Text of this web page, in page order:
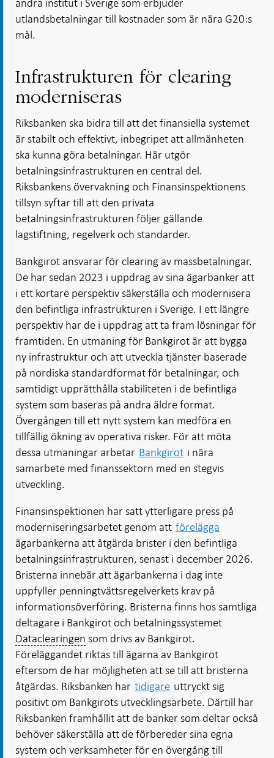
utlandsbetalningar till kostnader som är nära G20:s
mål.
Infrastrukturen för clearing
moderniseras
Riksbanken ska bidra till att det finansiella systemet
är stabilt och effektivt, inbegripet att allmänheten
ska kunna göra betalningar. Här utgör
betalningsinfrastrukturen en central del.
Riksbankens övervakning och Finansinspektionens
tillsyn syftar till att den privata
betalningsinfrastrukturen följer gällande
lagstiftning, regelverk och standarder.
Bankgirot ansvarar för clearing av massbetalningar.
De har sedan 2023 i uppdrag av sina ägarbanker att
i ett kortare perspektiv säkerställa och modernisera
den befintliga infrastrukturen i Sverige. I ett längre
perspektiv har de i uppdrag att ta fram lösningar för
framtiden. En utmaning för Bankgirot är att bygga
ny infrastruktur och att utveckla tjänster baserade
på nordiska standardformat för betalningar, och
samtidigt upprätthålla stabiliteten i de befintliga
system som baseras på andra äldre format.
Övergången till ett nytt system kan medföra en
tillfällig ökning av operativa risker. För att möta
dessa utmaningar arbetar Bankgirot i nära
samarbete med finanssektorn med en stegvis
utveckling.
Finansinspektionen har satt ytterligare press på
moderniseringsarbetet genom att förelägga
ägarbankerna att åtgärda brister i den befintliga
betalningsinfrastrukturen, senast i december 2026.
Bristerna innebär att ägarbankerna i dag inte
uppfyller penningtvättsregelverkets krav på
informationsöverföring. Bristerna finns hos samtliga
deltagare i Bankgirot och betalningssystemet
Dataclearingen som drivs av Bankgirot.
Föreläggandet riktas till ägarna av Bankgirot
eftersom de har möjligheten att se till att bristerna
åtgärdas. Riksbanken har tidigare uttryckt sig
positivt om Bankgirots utvecklingsarbete. Därtill har
Riksbanken framhållit att de banker som deltar också
behöver säkerställa att de förbereder sina egna
system och verksamheter för en övergång till